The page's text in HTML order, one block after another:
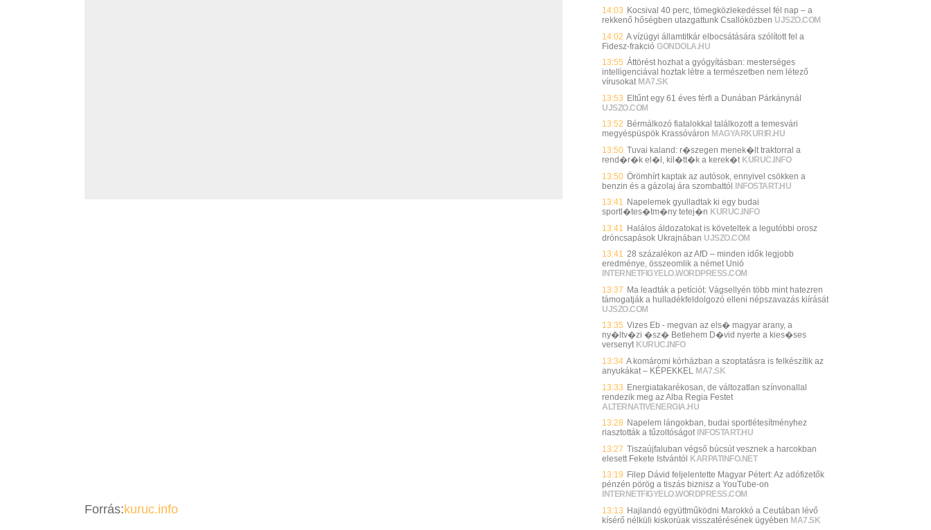
Forrás:kuruc.info
14:03 Kocsival 40 perc, tömegközlekedéssel fél nap – a
rekkenő hőségben utazgattunk Csallóközben UJSZO.COM
14:02 A vízügyi államtitkár elbocsátására szólított fel a
Fidesz-frakció GONDOLA.HU
13:55 Áttörést hozhat a gyógyításban: mesterséges
intelligenciával hoztak létre a természetben nem létező
vírusokat MA7.SK
13:53 Eltűnt egy 61 éves férfi a Dunában Párkánynál
UJSZO.COM
13:52 Bérmálkozó fiatalokkal találkozott a temesvári
megyéspüspök Krassóváron MAGYARKURIR.HU
13:50 Tuvai kaland: r�szegen menek�lt traktorral a
rend�r�k el�l, kil�tt�k a kerek�t KURUC.INFO
13:50 Örömhírt kaptak az autósok, ennyivel csökken a
benzin és a gázolaj ára szombattól INFOSTART.HU
13:41 Napelemek gyulladtak ki egy budai
sportl�tes�tm�ny tetej�n KURUC.INFO
13:41
Halálos áldozatokat is követeltek a legutóbbi orosz
dróncsapások Ukrajnában UJSZO.COM
13:41 28 százalékon az AfD – minden idők legjobb
eredménye, összeomlik a német Unió
INTERNETFIGYELO.WORDPRESS.COM
13:37 Ma leadták a petíciót: Vágsellyén több mint hatezren
támogatják a hulladékfeldolgozó elleni népszavazás kiírását
UJSZO.COM
13:35 Vizes Eb - megvan az els� magyar arany, a
ny�ltv�zi �sz� Betlehem D�vid nyerte a kies�ses
versenyt KURUC.INFO
13:34 A komáromi kórházban a szoptatásra is felkészítik az
anyukákat – KÉPEKKEL MA7.SK
13:33 Energiatakarékosan, de változatlan színvonallal
rendezik meg az Alba Regia Festet
ALTERNATIVENERGIA.HU
13:28 Napelem lángokban, budai sportlétesítményhez
riasztották a tűzoltóságot INFOSTART.HU
13:27 Tiszaújfaluban végső búcsút vesznek a harcokban
elesett Fekete Istvántól KARPATINFO.NET
13:19 Filep Dávid feljelentette Magyar Pétert: Az adófizetők
pénzén pörög a tiszás biznisz a YouTube-on
INTERNETFIGYELO.WORDPRESS.COM
13:13 Hajlandó együttműködni Marokkó a Ceutában lévő
kísérő nélküli kiskorúak visszatérésének ügyében MA7.SK